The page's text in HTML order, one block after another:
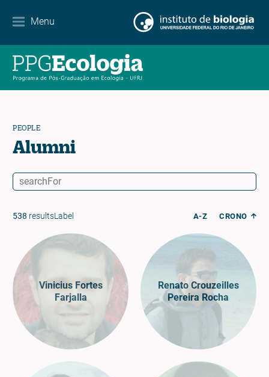
Menu
Contact
PEOPLE
Alumni
538 resultsLabel A-Z CRONO
Vinicius Fortes
Farjalla
Renato Crouzeilles
Pereira Rocha